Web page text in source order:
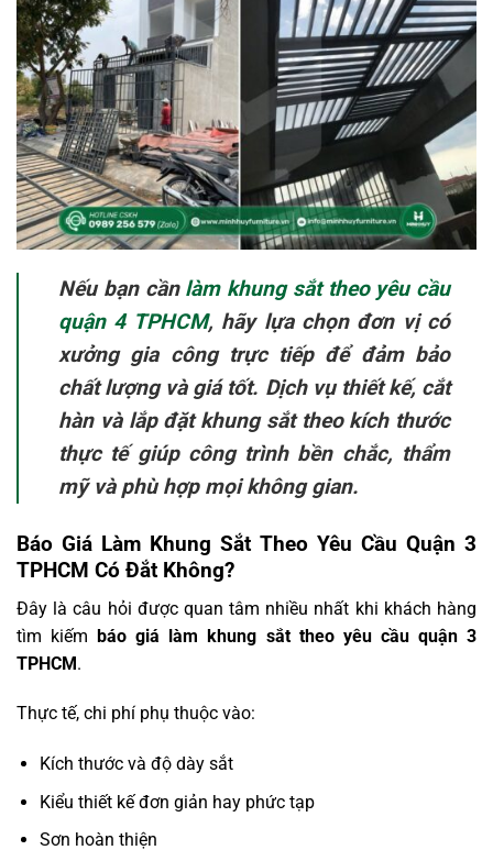
Nếu bạn cần làm khung sắt theo yêu cầu
quận 4 TPHCM, hãy lựa chọn đơn vị có
xưởng gia công trực tiếp để đảm bảo
chất lượng và giá tốt. Dịch vụ thiết kế, cắt
hàn và lắp đặt khung sắt theo kích thước
thực tế giúp công trình bền chắc, thẩm
mỹ và phù hợp mọi không gian.
Báo Giá Làm Khung Sắt Theo Yêu Cầu Quận 3
TPHCM Có Đắt Không?
Đây là câu hỏi được quan tâm nhiều nhất khi khách hàng
tìm kiếmbáo giá làm khung sắt theo yêu cầu quận 3
TPHCM.
Thực tế, chi phí phụ thuộc vào:
Kích thước và độ dày sắt
Kiểu thiết kế đơn giản hay phức tạp
Sơn hoàn thiện